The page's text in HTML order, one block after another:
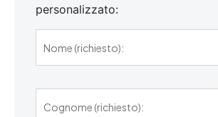
personalizzato: